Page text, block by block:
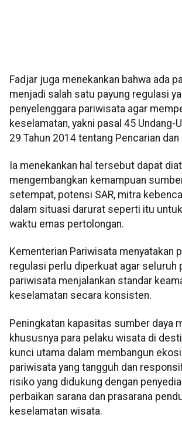
Fadjar juga menekankan bahwa ada
menjadi salah satu payung regulasi
penyelenggara pariwisata agar
keselamatan, yakni pasal 45 Undang-
29 Tahun 2014 tentang Pencarian
Ia menekankan hal tersebut dapat
mengembangkan kemampuan
setempat, potensi SAR, mitra
dalam situasi darurat seperti itu
waktu emas pertolongan.
Kementerian Pariwisata menyatakan
regulasi perlu diperkuat agar seluruh
pariwisata menjalankan standar
keselamatan secara konsisten.
Peningkatan kapasitas sumber daya
khususnya para pelaku wisata di
kunci utama dalam membangun
pariwisata yang tangguh dan
risiko yang didukung dengan
perbaikan sarana dan prasarana
keselamatan wisata.